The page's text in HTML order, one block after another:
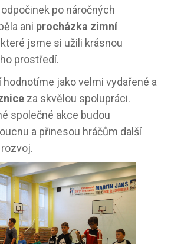
po náročných
ani procházka zimní
jsme si užili krásnou
prostředí.
jako velmi vydařené a
za skvělou spolupráci.
společné akce budou
a přinesou hráčům další